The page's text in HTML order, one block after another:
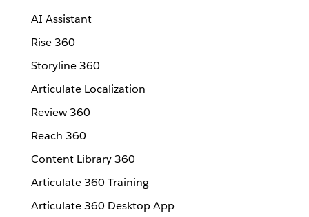
AI Assistant
Rise 360
Storyline 360
Articulate Localization
Review 360
Reach 360
Content Library 360
Articulate 360 Training
Articulate 360 Desktop App